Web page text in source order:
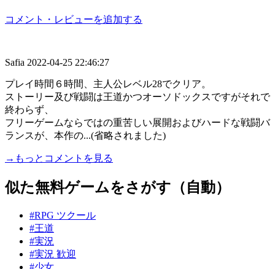
コメント・レビューを追加する
Safia 2022-04-25 22:46:27
プレイ時間６時間、主人公レベル28でクリア。
ストーリー及び戦闘は王道かつオーソドックスですがそれで
終わらず、
フリーゲームならではの重苦しい展開およびハードな戦闘バ
ランスが、本作の...(省略されました)
→もっとコメントを見る
似た無料ゲームをさがす（自動）
#RPG ツクール
#王道
#実況
#実況 歓迎
#少女